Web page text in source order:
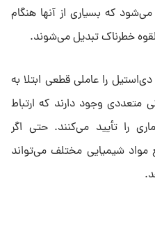
که بسیاری از آنها هنگام
خطرناک تبدیل می‌شوند.
را عاملی قطعی ابتلا به
متعددی وجود دارند که ارتباط
را تأیید می‌کنند. حتی اگر
مواد شیمیایی مختلف می‌تواند